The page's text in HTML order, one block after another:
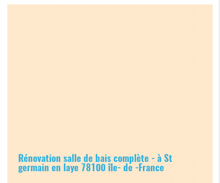
Rénovation salle de bais complète - à St
germain en laye 78100 île- de -France